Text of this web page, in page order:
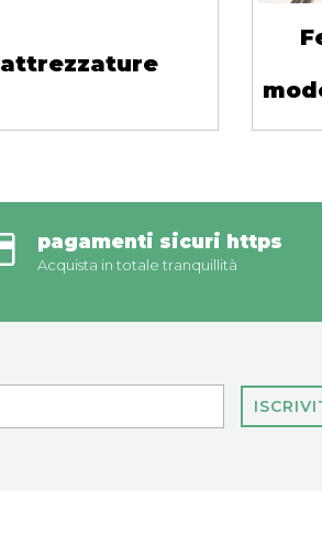
attrezzature
pagamenti sicuri https
Acquista in totale tranquillità